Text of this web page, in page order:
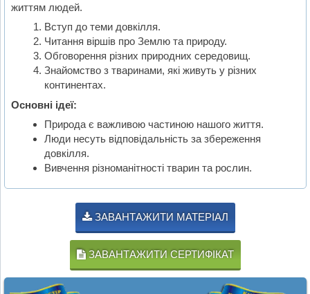
життям людей.
Вступ до теми довкілля.
Читання віршів про Землю та природу.
Обговорення різних природних середовищ.
Знайомство з тваринами, які живуть у різних
континентах.
Основні ідеї:
Природа є важливою частиною нашого життя.
Люди несуть відповідальність за збереження
довкілля.
Вивчення різноманітності тварин та рослин.
ЗАВАНТАЖИТИ МАТЕРІАЛ
ЗАВАНТАЖИТИ СЕРТИФІКАТ